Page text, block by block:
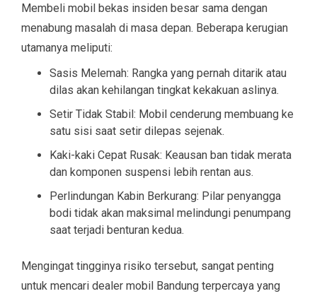
Membeli mobil bekas insiden besar sama dengan
menabung masalah di masa depan. Beberapa kerugian
utamanya meliputi:
Sasis Melemah: Rangka yang pernah ditarik atau
dilas akan kehilangan tingkat kekakuan aslinya.
Setir Tidak Stabil: Mobil cenderung membuang ke
satu sisi saat setir dilepas sejenak.
Kaki-kaki Cepat Rusak: Keausan ban tidak merata
dan komponen suspensi lebih rentan aus.
Perlindungan Kabin Berkurang: Pilar penyangga
bodi tidak akan maksimal melindungi penumpang
saat terjadi benturan kedua.
Mengingat tingginya risiko tersebut, sangat penting
untuk mencari dealer mobil Bandung terpercaya yang